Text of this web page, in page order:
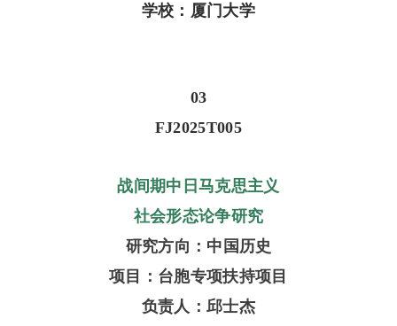
学校：厦门大学
03
FJ2025T005
战间期中日马克思主义
社会形态论争研究
研究方向：中国历史
项目：台胞专项扶持项目
负责人：邱士杰